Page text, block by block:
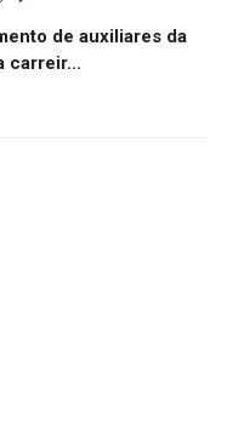
de auxiliares da
carreir...